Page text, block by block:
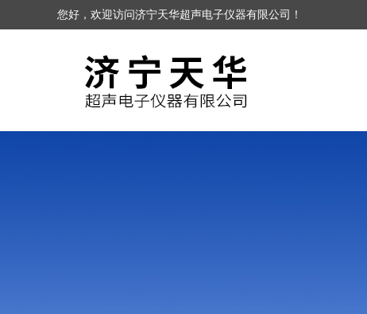
您好，欢迎访问济宁天华超声电子仪器有限公司！